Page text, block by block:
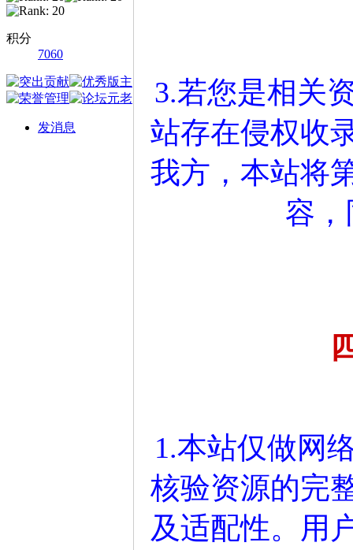
积分
7060
发消息
3.若您是相关
站存在侵权收
我方，本站将
容
1.本站仅做网
核验资源的完
及适配性。用